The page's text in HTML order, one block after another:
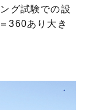
グ試験での設
360あり大き